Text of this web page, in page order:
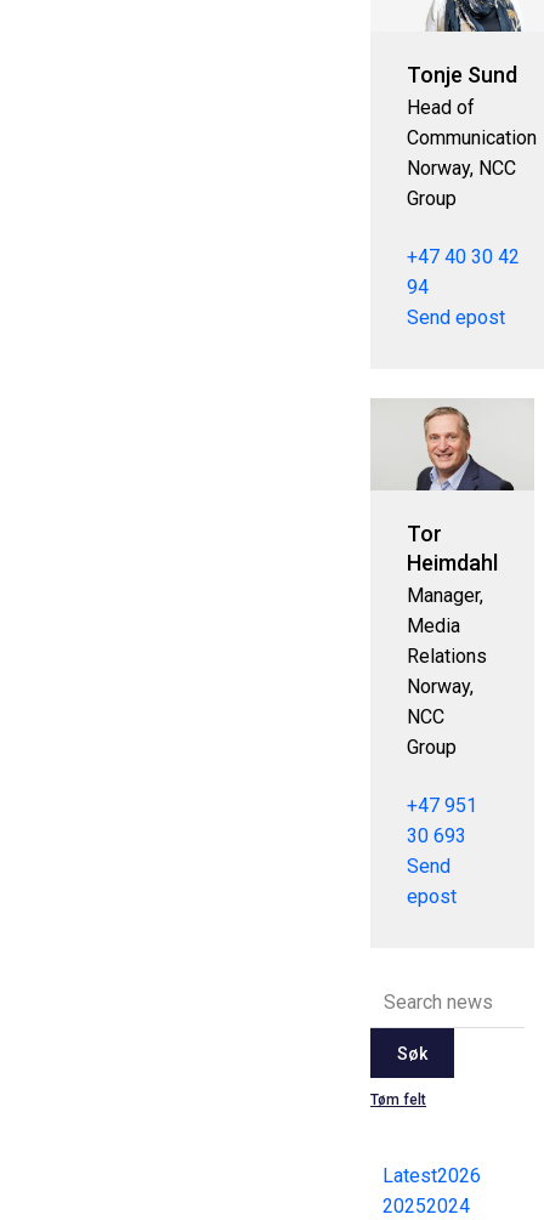
Tonje Sund
Head of
Communication
Norway, NCC
Group
+47 40 30 42
94
Send epost
Tor
Heimdahl
Manager,
Media
Relations
Norway,
NCC
Group
+47 951
30 693
Send
epost
Søk
Tøm felt
Latest2026
20252024